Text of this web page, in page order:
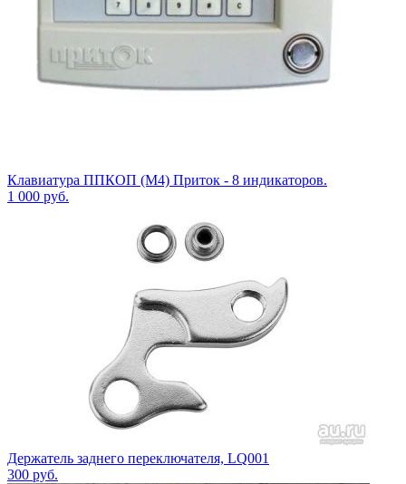
Клавиатура ППКОП (М4) Приток - 8 индикаторов.
1 000 руб.
Держатель заднего переключателя, LQ001
300 руб.